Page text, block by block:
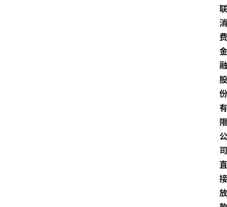
联
消
费
金
融
股
份
有
限
公
司
直
接
放